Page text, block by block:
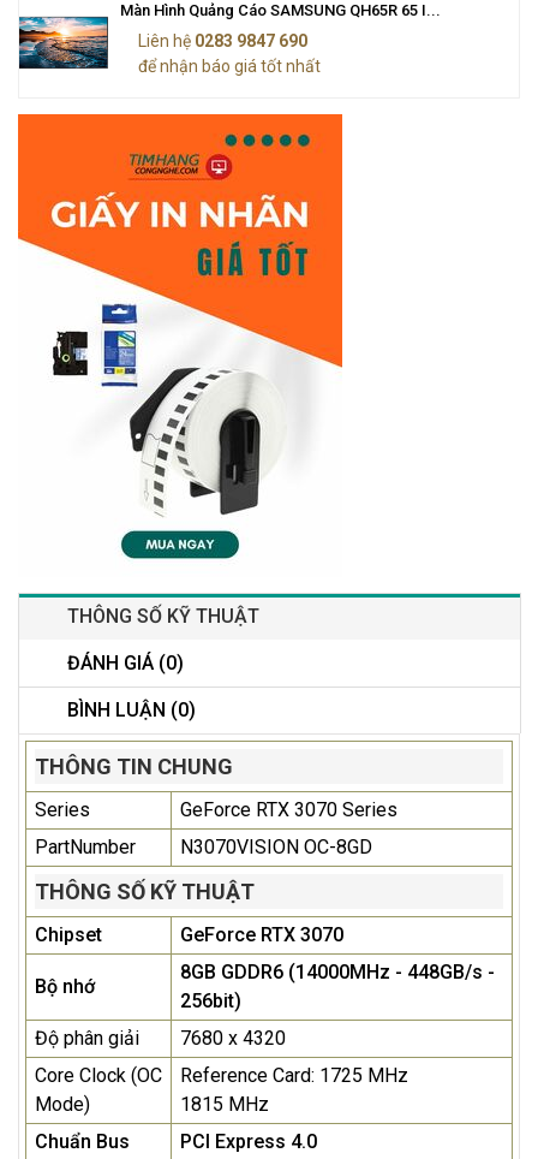
Màn Hình Quảng Cáo SAMSUNG QH65R 65 I...
Liên hệ 0283 9847 690
để nhận báo giá tốt nhất
THÔNG SỐ KỸ THUẬT
ĐÁNH GIÁ (0)
BÌNH LUẬN (0)
THÔNG TIN CHUNG
Series
GeForce RTX 3070 Series
PartNumber
N3070VISION OC-8GD
THÔNG SỐ KỸ THUẬT
Chipset GeForce RTX 3070
Bộ nhớ
8GB GDDR6 (14000MHz - 448GB/s -
256bit)
Độ phân giải
7680 x 4320
Core Clock (OC
Mode)
Reference Card: 1725 MHz
1815 MHz
Chuẩn Bus
PCI Express 4.0